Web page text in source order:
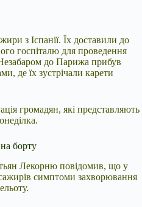
з Іспанії. Їх доставили до
госпіталю для проведення
до Парижа прибув
де їх зустрічали карети
громадян, які представляють
борту
Лекорню повідомив, що у
симптоми захворювання